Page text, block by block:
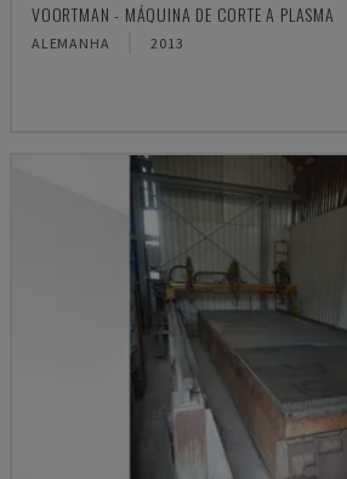
VOORTMAN - MÁQUINA DE CORTE A PLASMA
ALEMANHA 2013